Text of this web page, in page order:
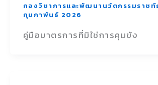
กองวิชาการและพัฒนานวัตกรรมราช
กุมภาพันธ์ 2026
คู่มือมาตรการที่มิใช่การคุมขัง